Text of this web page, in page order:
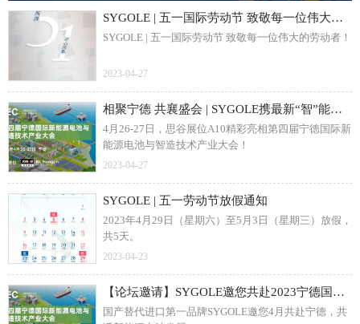
SYGOLE | 五一国际劳动节 致敬每一位伟大的劳动者！
SYGOLE | 五一国际劳动节 致敬每一位伟大的劳动者！
2023-04-27
相聚宁德 共襄盛会 | SYGOLE携最新“智”能方案亮相宁德国际新能源电池大会，共话智慧能源未来发展！
4月26-27日，思谷展位A10精彩亮相第四届宁德国际新
能源电池与智造技术产业大会！
2023-04-27
SYGOLE | 五一劳动节放假通知
2023年4月29日（星期六）至5月3日（星期三）放假，
共5天。
2023-04-23
【论坛邀请】SYGOLE邀您共赴2023宁德国际新能源电池与智造技术产业大会
国产替代进口第一品牌SYGOLE邀您4月共赴宁德，共